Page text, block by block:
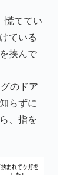
慌ててい
ている
挟んで
のドア
らずに
、指を